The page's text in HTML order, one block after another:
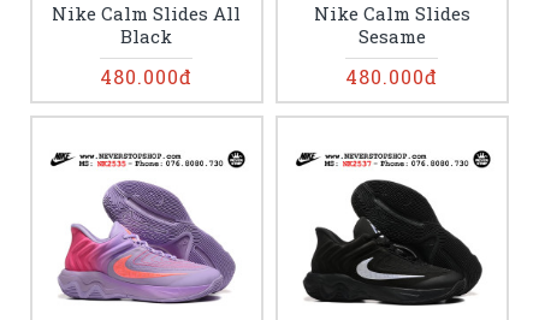
Nike Calm Slides All
Black
480.000đ
Nike Calm Slides
Sesame
480.000đ